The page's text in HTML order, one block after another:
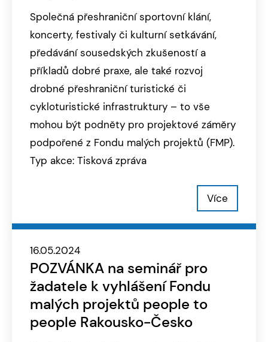
Společná přeshraniční sportovní klání,
koncerty, festivaly či kulturní setkávání,
předávání sousedských zkušeností a
příkladů dobré praxe, ale také rozvoj
drobné přeshraniční turistické či
cykloturistické infrastruktury – to vše
mohou být podněty pro projektové záměry
podpořené z Fondu malých projektů (FMP).
Typ akce: Tisková zpráva
Více
16.05.2024
POZVÁNKA na seminář pro
žadatele k vyhlášení Fondu
malých projektů people to
people Rakousko-Česko